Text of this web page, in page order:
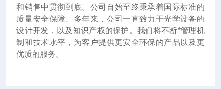
和销售中贯彻到底。公司自始至终秉承着国际标准的
质量安全保障。多年来，公司一直致力于光学设备的
设计开发，以及知识产权的保护。我们将不断*管理机
制和技术水平，为客户提供更安全环保的产品以及更
优质的服务。